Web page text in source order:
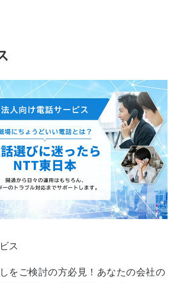
ス
をご検討の方必見！あなたの会社の